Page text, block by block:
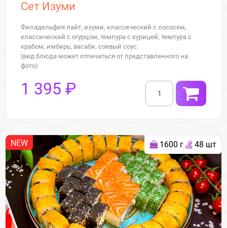
Сет Изуми
Филадельфия лайт, изуми, классический с лососем,
классический с огурцом, темпура с курицей, темпура с
крабом, имбирь, васаби, соевый соус.
(вид блюда может отличаться от представленного на
фото)
1 395 ₽
NEW 1600 г 48 шт